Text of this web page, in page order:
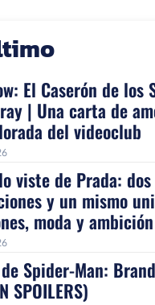
El Caserón de los
| Una carta de
del videoclub
viste de Prada: dos
y un mismo
moda y ambición
Spider-Man:
SPOILERS)